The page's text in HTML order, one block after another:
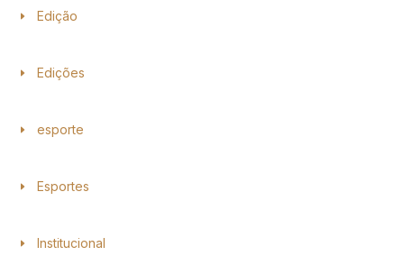
Edição
Edições
esporte
Esportes
Institucional